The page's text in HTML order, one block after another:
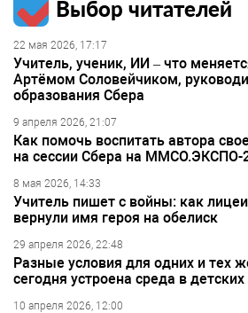
Выбор читателей
22 мая 2026, 17:17
Учитель, ученик, ИИ – что
Артёмом Соловейчиком,
образования Сбера
9 апреля 2026, 21:07
Как помочь воспитать автора
на сессии Сбера на ММСО.ЭКСПО-
8 мая 2026, 14:33
Учитель пишет с войны: как
вернули имя героя на обелиск
29 апреля 2026, 22:48
Разные условия для одних и тех
сегодня устроена среда в
10 апреля 2026, 12:00